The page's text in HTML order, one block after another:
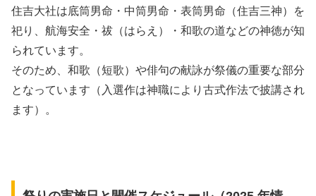
住吉大社は底筒男命・中筒男命・表筒男命（住吉三神）を
祀り、航海安全・祓（はらえ）・和歌の道などの神徳が知
られています。
そのため、和歌（短歌）や俳句の献詠が祭儀の重要な部分
となっています（入選作は神職により古式作法で披講され
ます）。